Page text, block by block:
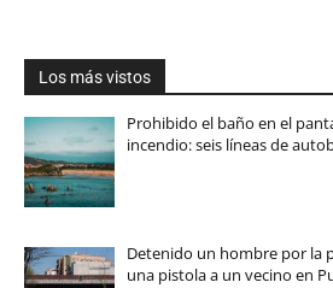
Los más vistos
Prohibido el baño en el
incendio: seis líneas de
Detenido un hombre por la
una pistola a un vecino en